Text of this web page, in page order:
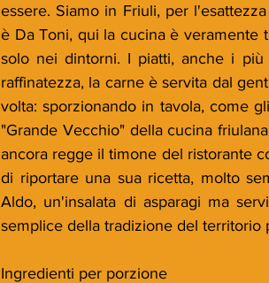
essere. Siamo in Friuli, per
è Da Toni, qui la cucina è veramente
solo nei dintorni. I piatti, anche i
raffinatezza, la carne è servita dal
volta: sporzionando in tavola, come
"Grande Vecchio" della cucina
ancora regge il timone del ristorante
di riportare una sua ricetta, molto
Aldo, un'insalata di asparagi ma
semplice della tradizione del territorio
Ingredienti per porzione